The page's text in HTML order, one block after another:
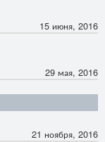
15 июня, 2016
29 мая, 2016
21 ноября, 2016